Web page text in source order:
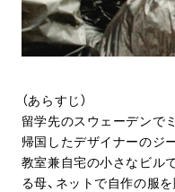
（あらすじ）
留学先のスウェーデンで
帰国したデザイナーのジ
教室兼自宅の小さなビル
る母、ネットで自作の服